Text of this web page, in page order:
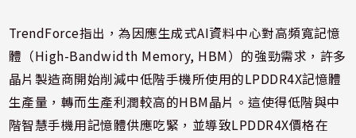
TrendForce指出，為因應生成式AI資料中心對高頻寬記憶
體（High-Bandwidth Memory, HBM）的強勁需求，許多
晶片製造商開始削減中低階手機所使用的LPDDR4X記憶體
生產量，轉而生產利潤較高的HBM晶片。這使得低階與中
階智慧手機用記憶體供應吃緊，並導致LPDDR4X價格在